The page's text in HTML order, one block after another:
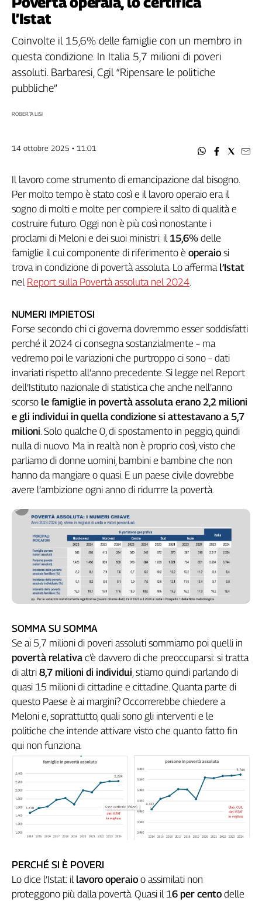
Filcams
Filctem
Fillea
Filt
Fisac
Flc
Nidil
Spi
Inca
Caaf
Speciali
G8
di
Genova,
il
della
ragione
anni
Cgil
Collettiva
Academy
Collettiva
Play
Collettiva
Talk
La
Collettiva
Girasoli
Sassolino
Economica
Inserti
Idea
Diffusa
InFlai
Le
trasmissioni
tv
in
Progress
L'Italia
nel
Lavoro
Abruzzo-
Molise
Alto
l’Istat
Coinvolte il 15,6% delle famiglie con un membro in
questa condizione. In Italia 5,7 milioni di poveri
assoluti. Barbaresi, Cgil “Ripensare le politiche
pubbliche”
ROBERTA LISI
14 ottobre 2025 • 11:01
Il lavoro come strumento di emancipazione dal bisogno.
Per molto tempo è stato così e il lavoro operaio era il
sogno di molti e molte per compiere il salto di qualità e
costruire futuro. Oggi non è più così nonostante i
proclami di Meloni e dei suoi ministri: il 15,6% delle
famiglie il cui componente di riferimento è operaio si
trova in condizione di povertà assoluta. Lo affermal’Istat
nel Report sulla Povertà assoluta nel 2024.
NUMERI IMPIETOSI
Forse secondo chi ci governa dovremmo esser soddisfatti
perché il 2024 ci consegna sostanzialmente – ma
vedremo poi le variazioni che purtroppo ci sono – dati
invariati rispetto all’anno precedente. Si legge nel Report
dell’Istituto nazionale di statistica che anche nell’anno
scorso le famiglie in povertà assoluta erano 2,2 milioni
e gli individui in quella condizione si attestavano a 5,7
milioni. Solo qualche 0, di spostamento in peggio, quindi
nulla di nuovo. Ma in realtà non è proprio così, visto che
parliamo di donne uomini, bambini e bambine che non
hanno da mangiare o quasi. E un paese civile dovrebbe
avere l’ambizione ogni anno di ridurrre la povertà.
SOMMA SU SOMMA
Se ai 5,7 milioni di poveri assoluti sommiamo poi quelli in
povertà relativa c’è davvero di che preoccuparsi: si tratta
di altri 8,7 milioni di individui , stiamo quindi parlando di
quasi 15 milioni di cittadine e cittadine. Quanta parte di
questo Paese è ai margini? Occorrerebbe chiedere a
Meloni e, soprattutto, quali sono gli interventi e le
politiche che intende attivare visto che quanto fatto fin
qui non funziona.
PERCHÉ SI È POVERI
Lo dice l’Istat: il lavoro operaio o assimilati non
proteggono più dalla povertà. Quasi il 16 per cento delle